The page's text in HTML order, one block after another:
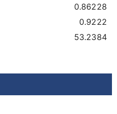
0.86228
0.9222
53.2384